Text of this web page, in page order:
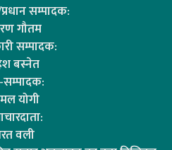
सम्पादक:
गौतम
सम्पादक:
बस्नेत
योगी
वली